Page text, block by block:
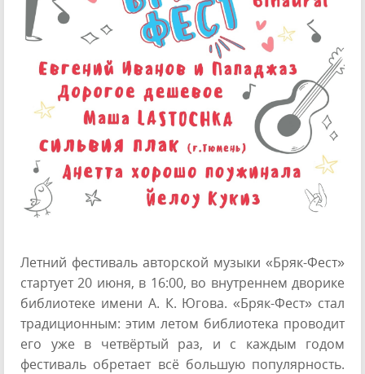
Летний фестиваль авторской музыки «Бряк-Фест»
стартует 20 июня, в 16:00, во внутреннем дворике
библиотеке имени А. К. Югова. «Бряк-Фест» стал
традиционным: этим летом библиотека проводит
его уже в четвёртый раз, и с каждым годом
фестиваль обретает всё большую популярность.